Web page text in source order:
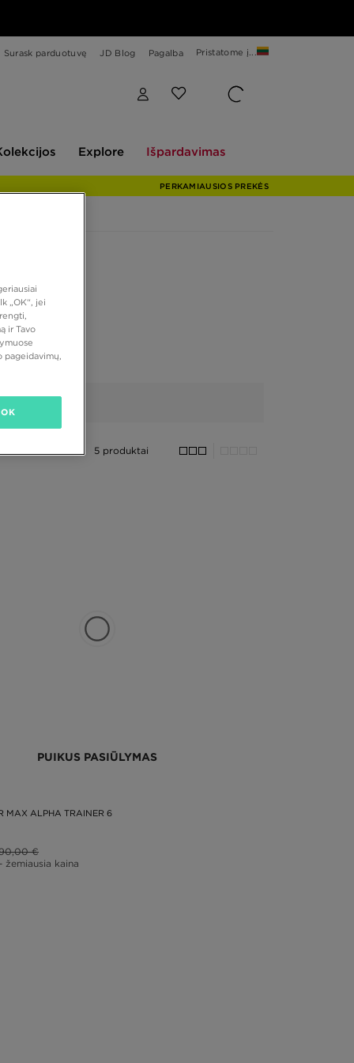
Surask parduotuvę JD Blog Pagalba Pristatome į...
Explore Išpardavimas
PERKAMIAUSIOS PREKĖS
5 produktai
PUIKUS PASIŪLYMAS
MAX ALPHA TRAINER 6
€
žemiausia kaina
„OK“, jei
ir Tavo
pageidavimų,
OK